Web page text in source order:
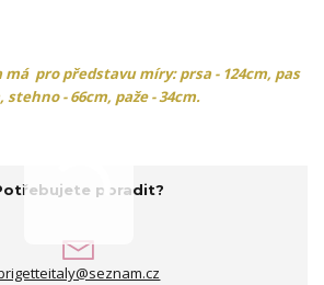
pro představu míry: prsa - 124cm, pas
stehno - 66cm, paže - 34cm.
poradit?